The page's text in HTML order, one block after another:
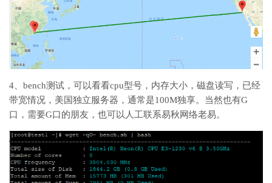
4、bench测试，可以看看cpu型号，内存大小，磁盘读写，已经
带宽情况，美国独立服务器，通常是100M独享。当然也有G
口，需要G口的朋友，也可以人工联系易秋网络老易。